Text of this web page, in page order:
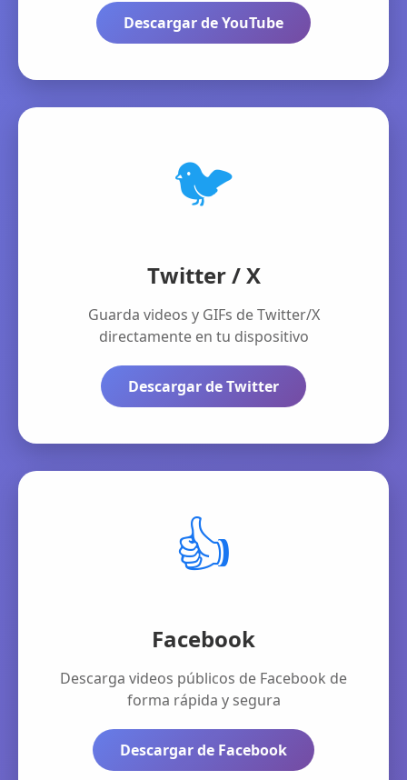
Descargar de YouTube
🐦
Twitter / X
Guarda videos y GIFs de Twitter/X
directamente en tu dispositivo
Descargar de Twitter
👍
Facebook
Descarga videos públicos de Facebook de
forma rápida y segura
Descargar de Facebook